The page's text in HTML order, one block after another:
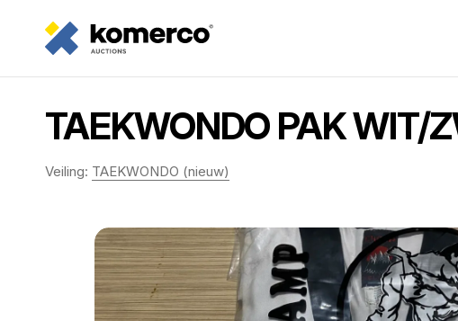
TAEKWONDO PAK WIT/
Veiling: TAEKWONDO (nieuw)